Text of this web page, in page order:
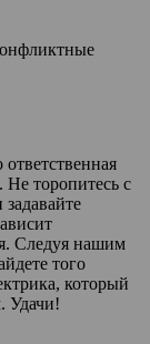
Не торопитесь с
Следуя нашим
того
который
Удачи!